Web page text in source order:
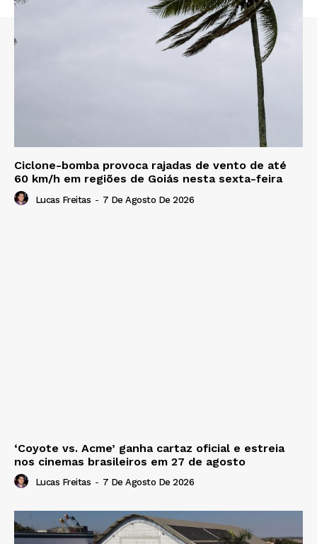
Ciclone-bomba provoca rajadas de vento de até
60 km/h em regiões de Goiás nesta sexta-feira
Lucas Freitas - 7 De Agosto De 2026
‘Coyote vs. Acme’ ganha cartaz oficial e estreia
nos cinemas brasileiros em 27 de agosto
Lucas Freitas - 7 De Agosto De 2026